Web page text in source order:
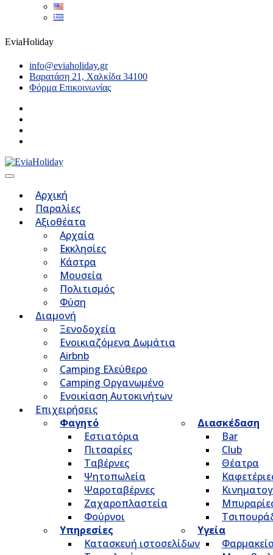
EviaHoliday
info@eviaholiday.gr
Βαρατάση 21, Χαλκίδα 34100
Φόρμα Επικοινωνίας
Αρχική
Παραλίες
Αξιοθέατα
Αρχαία
Εκκλησίες
Κάστρα
Μουσεία
Πολιτισμός
Φύση
Διαμονή
Ξενοδοχεία
Ενοικιαζόμενα Δωμάτια
Airbnb
Camping Ελεύθερο
Camping Οργανωμένο
Ενοικίαση Αυτοκινήτων
Επιχειρήσεις
Φαγητό
Εστιατόρια
Πιτσαρίες
Ταβέρνες
Ψητοπωλεία
Ψαροταβέρνες
Ζαχαροπλαστεία
Φούρνοι
Διασκέδαση
Bar
Club
Θέατρα
Υπηρεσίες
Κατασκευή ιστοσελίδων
Υγεία